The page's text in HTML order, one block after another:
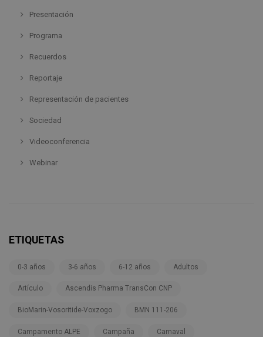
Presentación
Programa
Recuerdos
Reportaje
Representación de pacientes
Sociedad
Videoconferencia
Webinar
ETIQUETAS
0-3 años 3-6 años 6-12 años Adultos
Artículo Ascendis Pharma TransCon CNP
BioMarin-Vosoritide-Voxzogo BMN 111-206
Campamento ALPE Campaña Carnaval